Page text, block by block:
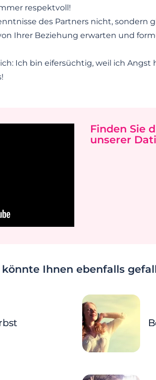
respektvoll!
des Partners nicht, sondern
Ihrer Beziehung erwarten und
Ich bin eifersüchtig, weil ich Angst
Finden Sie
unserer
könnte Ihnen ebenfalls